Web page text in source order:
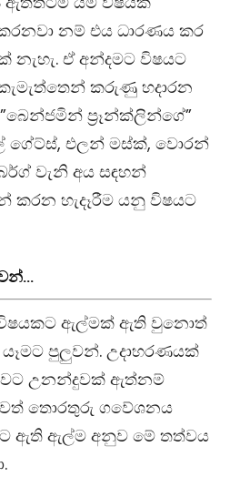
නම් එය ධාරණය කර
නැහැ. ඒ අන්දමට විෂයට
කරුණු හදාරන
ප්‍රෑන්ක්ලින්ගේ”
ගේට්ස්, එලන් මස්ක්, වොරන්
වැනි අය සඳහන්
හැදෑරීම යනු විෂයට
විෂයකට ඇල්මක් ඇති වුනොත්
පුලුවන්. උදාහරණයක්
උනන්දුවක් ඇත්නම්
තොරතුරු ගවේශනය
ඇති ඇල්ම අනුව මේ තත්වය